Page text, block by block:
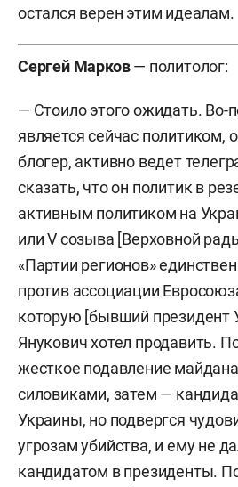
остался верен этим идеалам.
Сергей Марков— политолог:
— Стоило этого ожидать. Во-
является сейчас политиком,
блогер, активно ведет
сказать, что он политик в
активным политиком на
или V созыва [Верховной
«Партии регионов»
против ассоциации
которую [бывший президент
Янукович хотел продавить.
жесткое подавление
силовиками, затем —
Украины, но подвергся
угрозам убийства, и ему не
кандидатом в президенты.